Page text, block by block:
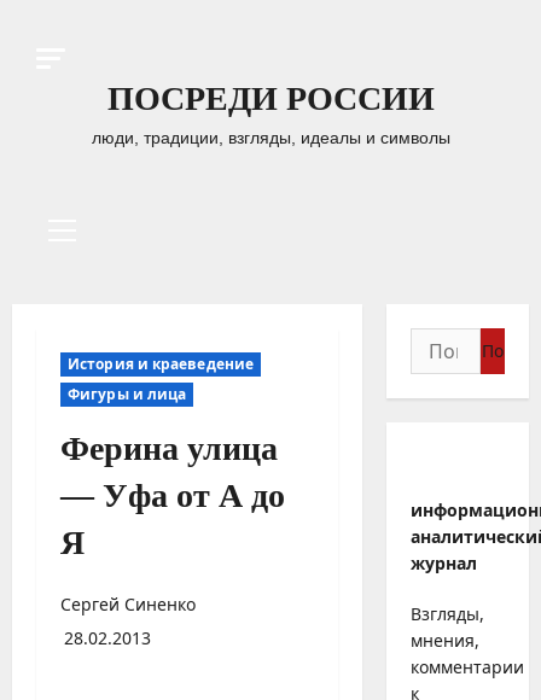
ПОСРЕДИ РОССИИ
люди, традиции, взгляды, идеалы и символы
История и краеведение
Фигуры и лица
Ферина улица
— Уфа от А до
Я
Сергей Синенко
28.02.2013
Найти:
журнал
Взгляды,
мнения,
комментарии
к